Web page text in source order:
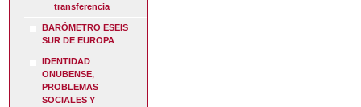
transferencia
BARÓMETRO ESEIS
SUR DE EUROPA
IDENTIDAD
ONUBENSE,
PROBLEMAS
SOCIALES Y